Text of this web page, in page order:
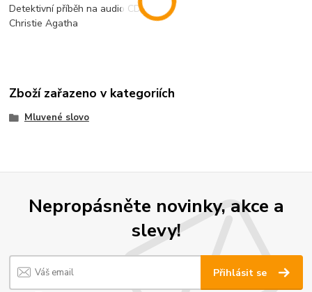
Detektivní příběh na audio CD
Christie Agatha
Zboží zařazeno v kategoriích
Mluvené slovo
Nepropásněte novinky, akce a
slevy!
Přihlásit se